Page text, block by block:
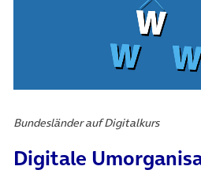
Bundesländer auf Digitalkurs
Digitale